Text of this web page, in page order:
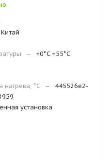
Китай
—
+0°C +55°C
нагрева, °С
—
445526e2-
установка